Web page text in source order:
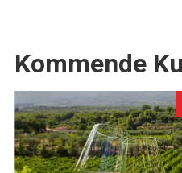
Events
Kommende